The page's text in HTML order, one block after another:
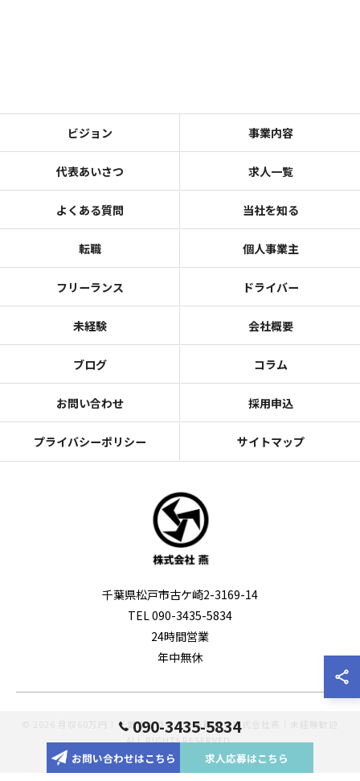
090-3435-5834
お問い合わせはこちら 求人応募はこちら
ビジョン 事業内容
代表あいさつ 求人一覧
よくある質問 当社を知る
転職 個人事業主
フリーランス ドライバー
未経験 会社概要
ブログ コラム
お問い合わせ 採用申込
プライバシーポリシー サイトマップ
千葉県松戸市古ケ崎2-3169-14
TEL 090-3435-5834
24時間営業
年中無休
© 2026 月収60万円！千葉のドライバー転職なら株式会社燕｜未経験歓迎
ALL RIGHTS RESERVED.